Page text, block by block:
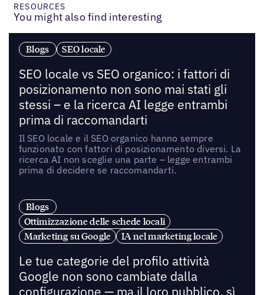
RESOURCES
You might also find interesting
Blogs SEO locale
SEO locale vs SEO organico: i fattori di
posizionamento non sono mai stati gli
stessi – e la ricerca AI legge entrambi
prima di raccomandarti
Il SEO locale e il SEO organico hanno sempre
funzionato con fattori di posizionamento diversi. La
ricerca AI non sceglie una parte – legge entrambi
prima di decidere se raccomandarti.
Blogs
Ottimizzazione delle schede locali
Marketing su Google
IA nel marketing locale
Le tue categorie del profilo attività
Google non sono cambiate dalla
configurazione — ma il loro pubblico, sì